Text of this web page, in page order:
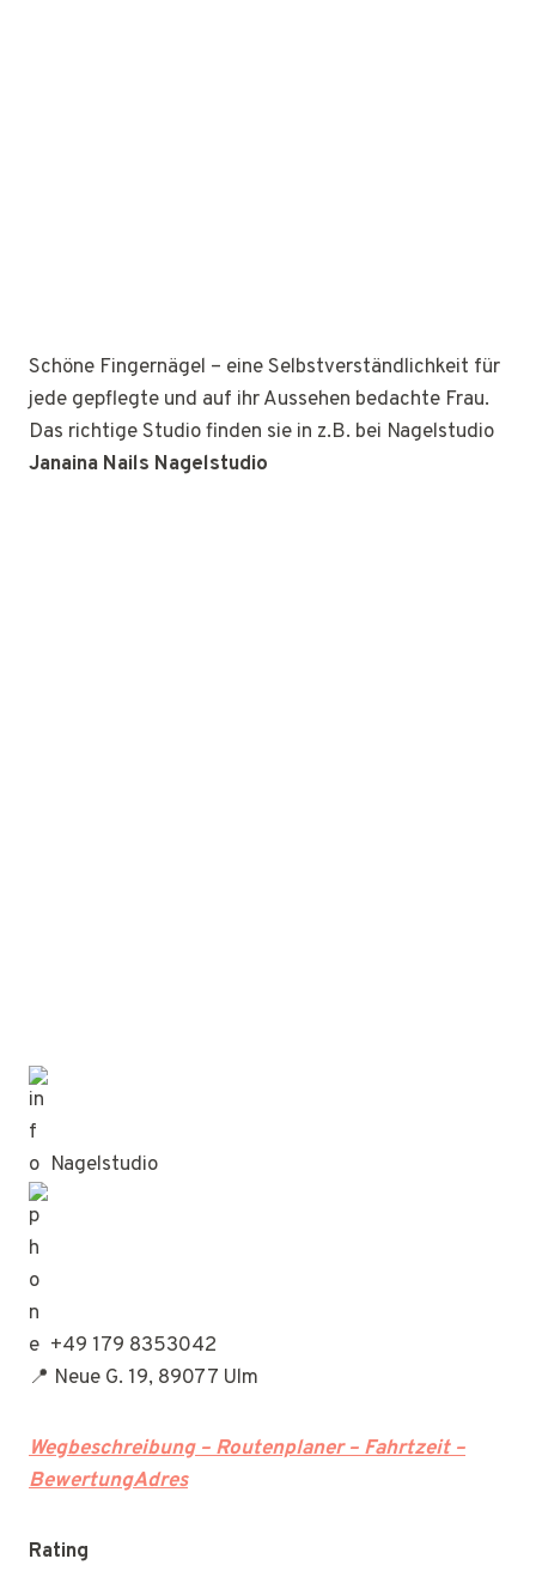
Schöne Fingernägel – eine Selbstverständlichkeit für
jede gepflegte und auf ihr Aussehen bedachte Frau.
Das richtige Studio finden sie in z.B. bei Nagelstudio
Janaina Nails Nagelstudio
Nagelstudio
+49 179 8353042
📍 Neue G. 19, 89077 Ulm
Wegbeschreibung – Routenplaner – Fahrtzeit –
BewertungAdres
Rating